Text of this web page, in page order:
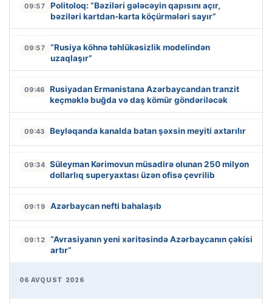
09:57
Politoloq: “Bəziləri gələcəyin qapısını açır,
bəziləri kartdan-karta köçürmələri sayır”
09:57
“Rusiya köhnə təhlükəsizlik modelindən
uzaqlaşır”
09:46
Rusiyadan Ermənistana Azərbaycandan tranzit
keçməklə buğda və daş kömür göndəriləcək
09:43 Beyləqanda kanalda batan şəxsin meyiti axtarılır
09:34 Süleyman Kərimovun müsadirə olunan 250 milyon
dollarlıq superyaxtası üzən ofisə çevrilib
09:19 Azərbaycan nefti bahalaşıb
09:12
“Avrasiyanın yeni xəritəsində Azərbaycanın çəkisi
artır”
06 AVQUST 2026